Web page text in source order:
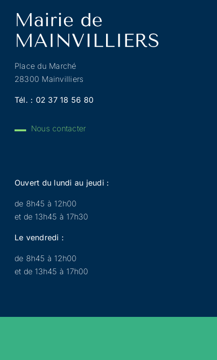
Place du Marché
28300 Mainvilliers
Tél. : 02 37 18 56 80
Nous contacter
Ouvert du lundi au jeudi :
de 8h45 à 12h00
et de 13h45 à 17h30
Le vendredi :
de 8h45 à 12h00
et de 13h45 à 17h00